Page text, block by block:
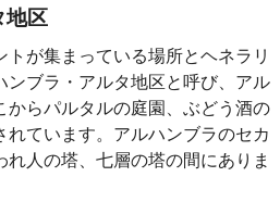
地区
が集まっている場所とヘネラリ
ンブラ・アルタ地区と呼び、アル
からパルタルの庭園、ぶどう酒の
れています。アルハンブラのセカ
人の塔、七層の塔の間にありま